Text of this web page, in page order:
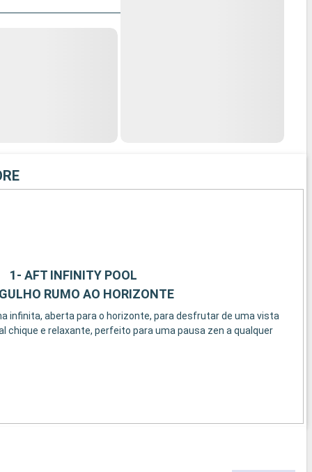
1- AFT INFINITY POOL
RUMO AO HORIZONTE
infinita, aberta para o horizonte, para desfrutar de uma vista
chique e relaxante, perfeito para uma pausa zen a qualquer